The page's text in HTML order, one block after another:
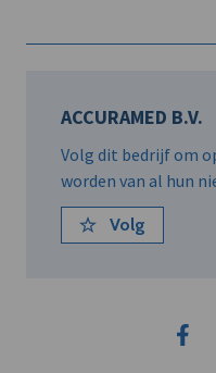
ACCURAMED B.V.
Volg dit bedrijf om
worden van al hun
Volg